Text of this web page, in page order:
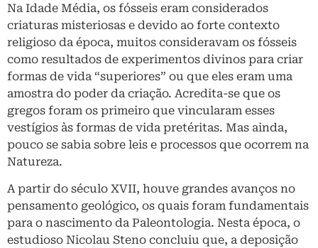
Na Idade Média, os fósseis eram considerados
criaturas misteriosas e devido ao forte contexto
religioso da época, muitos consideravam os fósseis
como resultados de experimentos divinos para criar
formas de vida “superiores” ou que eles eram uma
amostra do poder da criação. Acredita-se que os
gregos foram os primeiro que vincularam esses
vestígios às formas de vida pretéritas. Mas ainda,
pouco se sabia sobre leis e processos que ocorrem na
Natureza.
A partir do século XVII, houve grandes avanços no
pensamento geológico, os quais foram fundamentais
para o nascimento da Paleontologia. Nesta época, o
estudioso Nicolau Steno concluiu que, a deposição